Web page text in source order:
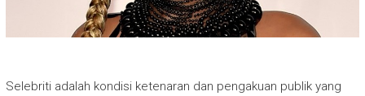
Selebriti adalah kondisi ketenaran dan pengakuan publik yang